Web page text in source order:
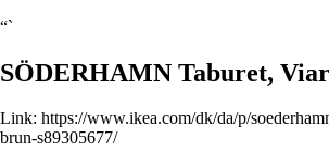
“`
SÖDERHAMN Taburet,
Link: https://www.ikea.com/dk/da/p/
brun-s89305677/